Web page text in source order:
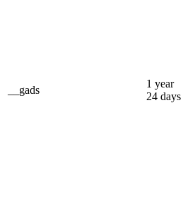
__gads
1 year
24 days